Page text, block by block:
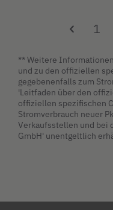
1
** Weitere
und zu den offiziellen
gegebenenfalls zum
'Leitfaden über den
offiziellen spezifischen
Stromverbrauch neuer
Verkaufsstellen und bei
GmbH' unentgeltlich